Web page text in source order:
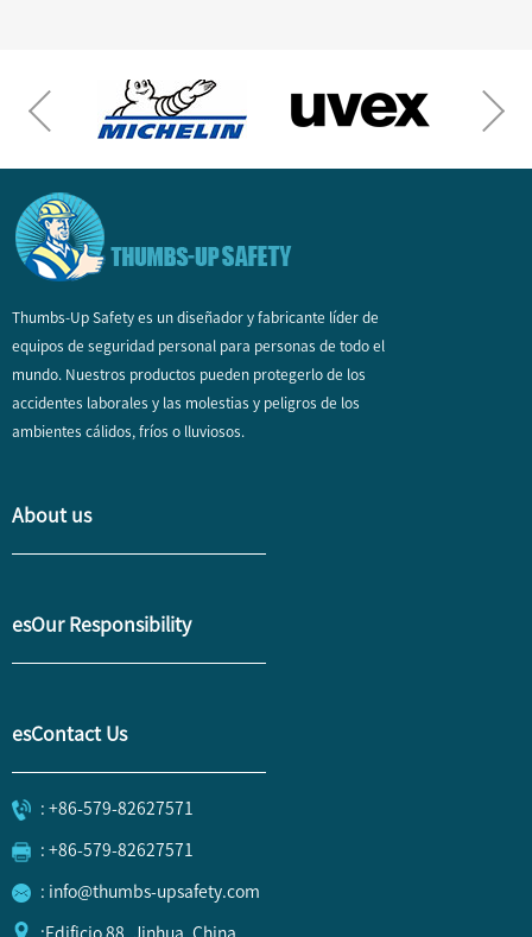
Thumbs-Up Safety es un diseñador y fabricante líder de
equipos de seguridad personal para personas de todo el
mundo. Nuestros productos pueden protegerlo de los
accidentes laborales y las molestias y peligros de los
ambientes cálidos, fríos o lluviosos.
About us
esOur Responsibility
esContact Us
: +86-579-82627571
: +86-579-82627571
: info@thumbs-upsafety.com
:Edificio 88, Jinhua, China